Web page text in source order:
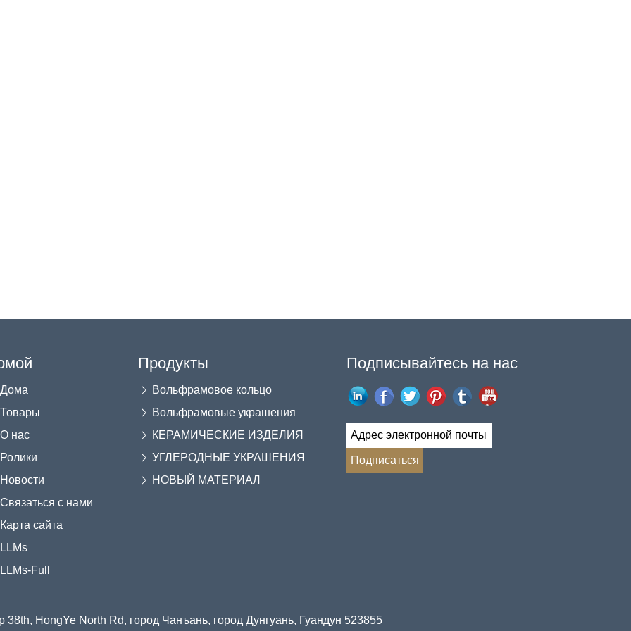
Дома
Товары
О нас
Ролики
Новости
Связаться с нами
Карта сайта
LLMs
LLMs-Full
Продукты
Вольфрамовое кольцо
Вольфрамовые украшения
КЕРАМИЧЕСКИЕ ИЗДЕЛИЯ
УГЛЕРОДНЫЕ УКРАШЕНИЯ
НОВЫЙ МАТЕРИАЛ
Подписывайтесь на нас
38th, HongYe North Rd, город Чанъань, город Дунгуань, Гуандун 523855